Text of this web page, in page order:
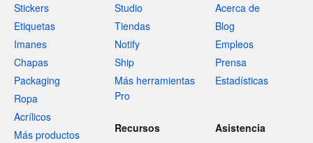
Stickers
Etiquetas
Imanes
Chapas
Packaging
Ropa
Acrílicos
Más productos
Studio
Tiendas
Notify
Ship
Más herramientas
Pro
Acerca de
Blog
Empleos
Prensa
Estadísticas
Recursos
Asistencia